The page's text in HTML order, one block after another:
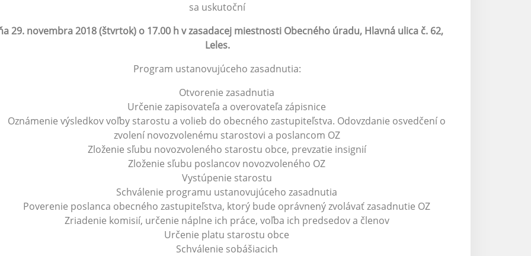
sa uskutoční
29. novembra 2018 (štvrtok) o 17.00 h v zasadacej miestnosti Obecného úradu, Hlavná ulica č. 62,
Leles.
Program ustanovujúceho zasadnutia:
Otvorenie zasadnutia
Určenie zapisovateľa a overovateľa zápisnice
Oznámenie výsledkov voľby starostu a volieb do obecného zastupiteľstva. Odovzdanie osvedčení o
zvolení novozvolenému starostovi a poslancom OZ
Zloženie sľubu novozvoleného starostu obce, prevzatie insignií
Zloženie sľubu poslancov novozvoleného OZ
Vystúpenie starostu
Schválenie programu ustanovujúceho zasadnutia
Poverenie poslanca obecného zastupiteľstva, ktorý bude oprávnený zvolávať zasadnutie OZ
Zriadenie komisií, určenie náplne ich práce, voľba ich predsedov a členov
Určenie platu starostu obce
Schválenie sobášiacich